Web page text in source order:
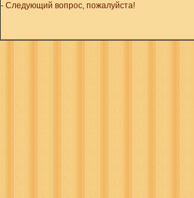
- Следующий вопрос, пожалуйста!